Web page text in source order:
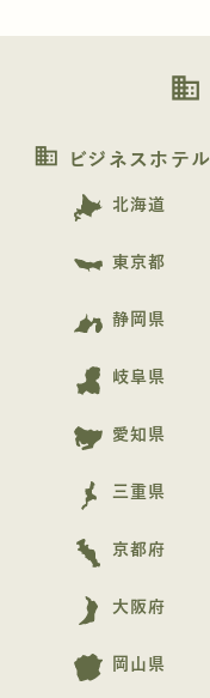
business
business ビジネスホテル
北海道
東京都
静岡県
岐阜県
愛知県
三重県
京都府
大阪府
岡山県